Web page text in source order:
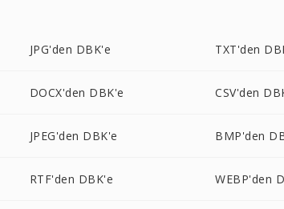
JPG'den DBK'e TXT'den
DOCX'den DBK'e CSV'den
JPEG'den DBK'e BMP'den
RTF'den DBK'e WEBP'den